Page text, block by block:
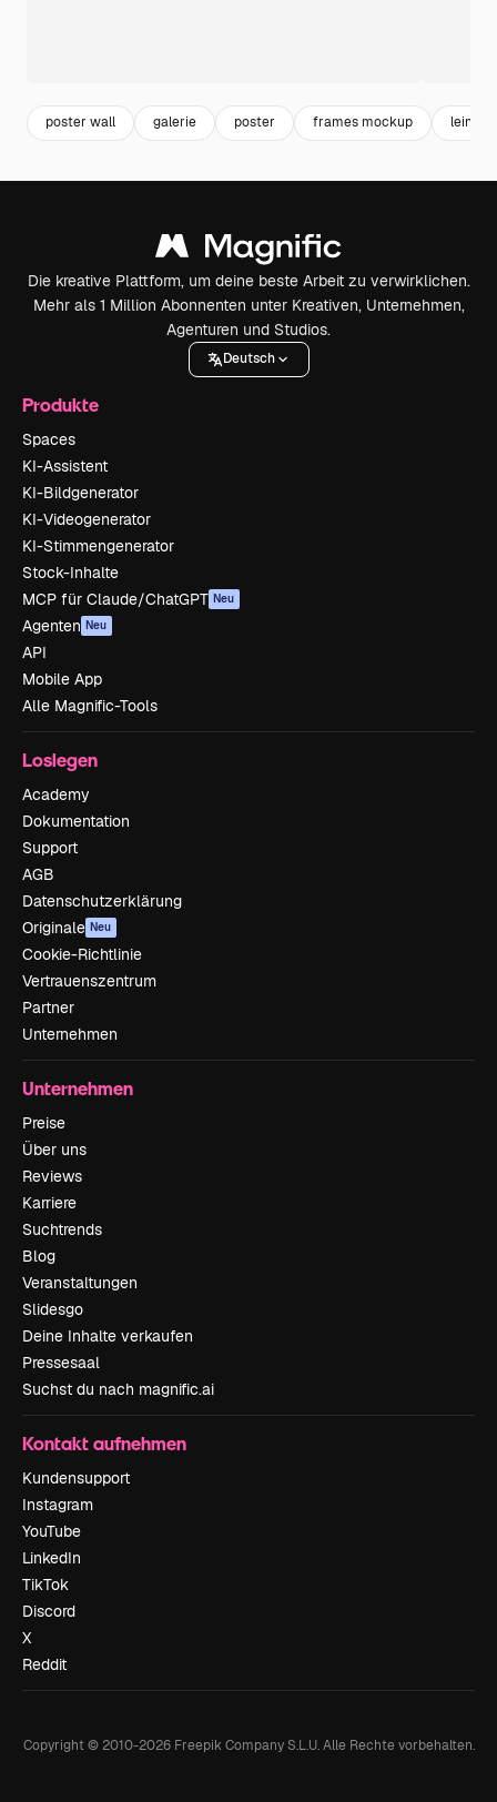
poster wall galerie poster frames mockup
Die kreative Plattform, um deine beste Arbeit zu verwirklichen.
Mehr als 1 Million Abonnenten unter Kreativen, Unternehmen,
Agenturen und Studios.
Deutsch
Produkte
Spaces
KI-Assistent
KI-Bildgenerator
KI-Videogenerator
KI-Stimmengenerator
Stock-Inhalte
MCP für Claude/ChatGPT Neu
Agenten Neu
API
Mobile App
Alle Magnific-Tools
Loslegen
Academy
Dokumentation
Support
AGB
Datenschutzerklärung
Originale Neu
Cookie-Richtlinie
Vertrauenszentrum
Partner
Unternehmen
Unternehmen
Preise
Über uns
Reviews
Karriere
Suchtrends
Blog
Veranstaltungen
Slidesgo
Deine Inhalte verkaufen
Pressesaal
Suchst du nach magnific.ai
Kontakt aufnehmen
Kundensupport
Instagram
YouTube
LinkedIn
TikTok
Discord
X
Reddit
Copyright © 2010-2026Freepik Company S.L.U. Alle Rechte vorbehalten.